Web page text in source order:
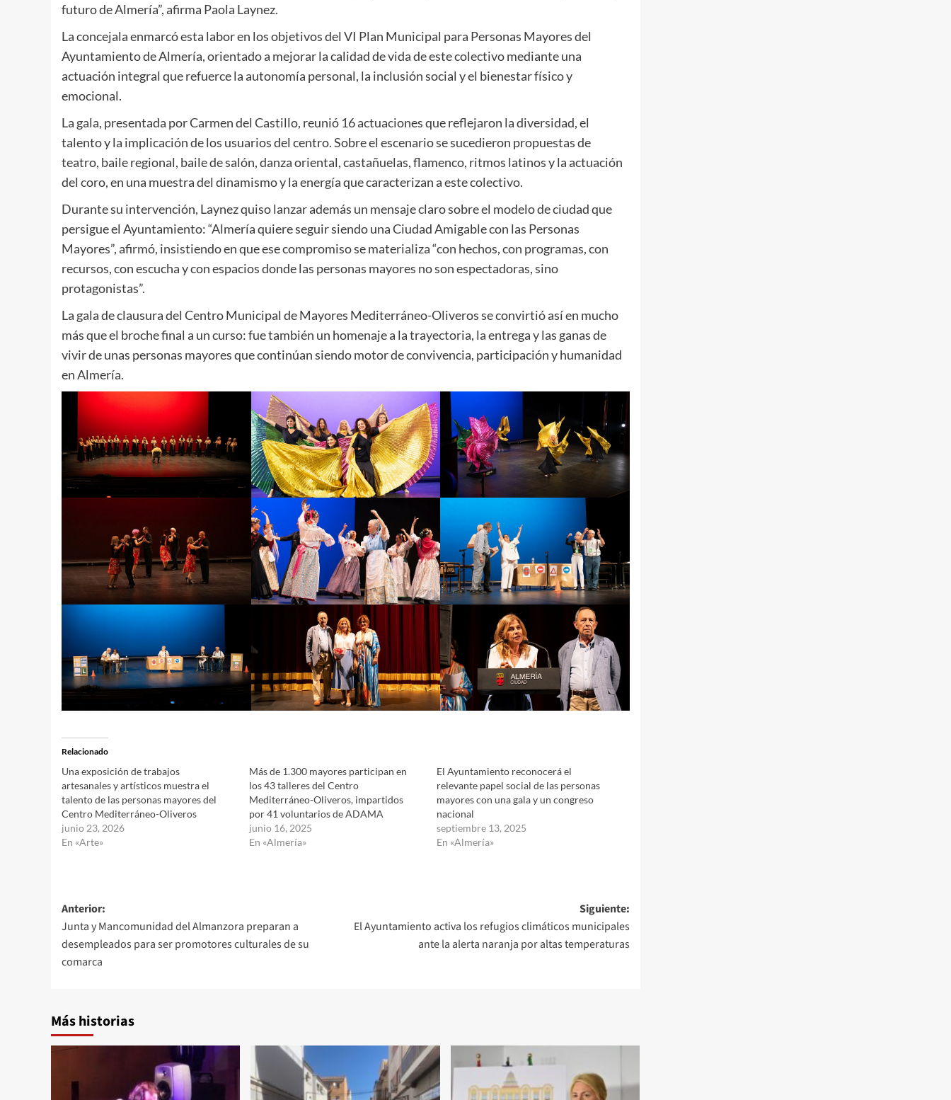
futuro de Almería”, afirma Paola Laynez.
La concejala enmarcó esta labor en los objetivos del VI Plan Municipal para Personas Mayores del
Ayuntamiento de Almería, orientado a mejorar la calidad de vida de este colectivo mediante una
actuación integral que refuerce la autonomía personal, la inclusión social y el bienestar físico y
emocional.
La gala, presentada por Carmen del Castillo, reunió 16 actuaciones que reflejaron la diversidad, el
talento y la implicación de los usuarios del centro. Sobre el escenario se sucedieron propuestas de
teatro, baile regional, baile de salón, danza oriental, castañuelas, flamenco, ritmos latinos y la actuación
del coro, en una muestra del dinamismo y la energía que caracterizan a este colectivo.
Durante su intervención, Laynez quiso lanzar además un mensaje claro sobre el modelo de ciudad que
persigue el Ayuntamiento: “Almería quiere seguir siendo una Ciudad Amigable con las Personas
Mayores”, afirmó, insistiendo en que ese compromiso se materializa “con hechos, con programas, con
recursos, con escucha y con espacios donde las personas mayores no son espectadoras, sino
protagonistas”.
La gala de clausura del Centro Municipal de Mayores Mediterráneo-Oliveros se convirtió así en mucho
más que el broche final a un curso: fue también un homenaje a la trayectoria, la entrega y las ganas de
vivir de unas personas mayores que continúan siendo motor de convivencia, participación y humanidad
en Almería.
Relacionado
Una exposición de trabajos
artesanales y artísticos muestra el
talento de las personas mayores del
Centro Mediterráneo-Oliveros
junio 23, 2026
En «Arte»
Más de 1.300 mayores participan en
los 43 talleres del Centro
Mediterráneo-Oliveros, impartidos
por 41 voluntarios de ADAMA
junio 16, 2025
En «Almería»
El Ayuntamiento reconocerá el
relevante papel social de las personas
mayores con una gala y un congreso
nacional
septiembre 13, 2025
En «Almería»
Navegación
de
entradas
Anterior:
Junta y Mancomunidad del Almanzora preparan a
desempleados para ser promotores culturales de su
comarca
Siguiente:
El Ayuntamiento activa los refugios climáticos municipales
ante la alerta naranja por altas temperaturas
Más historias